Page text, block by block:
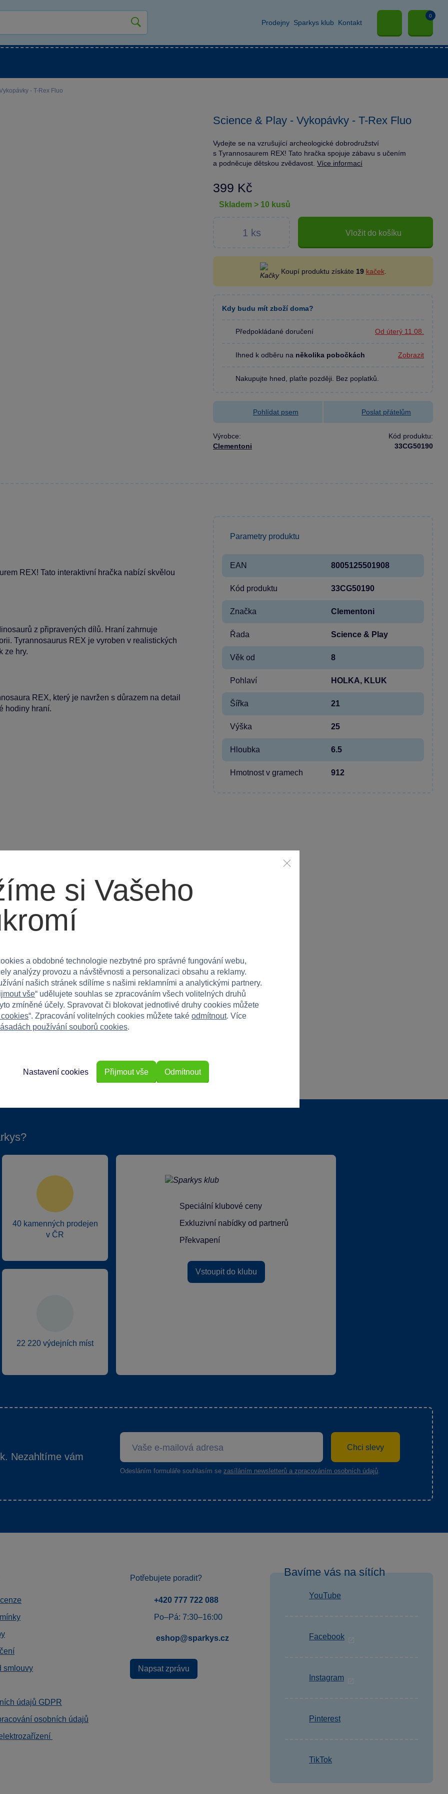
Prodejny Sparkys klub Kontakt
0
- T-Rex Fluo
Science & Play - Vykopávky - T-Rex Fluo
Vydejte se na vzrušující archeologické dobrodružství
s Tyrannosaurem REX! Tato hračka spojuje zábavu s učením
a podněcuje dětskou zvědavost. Více informací
399 Kč
skladem > 10 kusů
Vložit do košíku
Koupí produktu získáte 19 kaček.
Kdy budu mít zboží doma?
Předpokládané doručení Od úterý 11.08.
Ihned k odběru na několika pobočkách Zobrazit
Nakupujte hned, plaťte později. Bez poplatků.
Pohlídat psem Poslat přátelům
Výrobce:
Clementoni
Kód produktu:
33CG50190
REX! Tato interaktivní hračka nabízí skvělou
z připravených dílů. Hraní zahrnuje
Tyrannosaurus REX je vyroben v realistických
ze hry.
REX, který je navržen s důrazem na detail
hodiny hraní.
do dinosaurů od 3 let. Vhodné pro
nezapomenutelná dobrodružství v prehistorické
Parametry produktu
EAN 8005125501908
Kód produktu 33CG50190
Značka Clementoni
Řada Science & Play
Věk od 8
Pohlaví HOLKA, KLUK
Šířka 21
Výška 25
Hloubka 6.5
Hmotnost v gramech 912
40 kamenných prodejen
v ČR
22 220 výdejních míst
Speciální klubové ceny
Exkluzivní nabídky od partnerů
Překvapení
Vstoupit do klubu
Nezahltíme vám
Chci slevy
Odesláním formuláře souhlasím se zasíláním newsletterů a zpracováním osobních údajů
smlouvy
údajů GDPR
osobních údajů
Potřebujete poradit?
+420 777 722 088
Po–Pá: 7:30–16:00
eshop@sparkys.cz
Napsat zprávu
Bavíme vás na sítích
YouTube
Facebook
Instagram
Pinterest
TikTok
si Vašeho
a obdobné technologie nezbytné pro správné fungování webu,
analýzy provozu a návštěvnosti a personalizaci obsahu a reklamy.
našich stránek sdílíme s našimi reklamními a analytickými partnery.
vše“ udělujete souhlas se zpracováním všech volitelných druhů
zmíněné účely. Spravovat či blokovat jednotlivé druhy cookies můžete
“. Zpracování volitelných cookies můžete také odmítnout. Více
používání souborů cookies.
Odmítnout
Nastavení cookies Přijmout vše